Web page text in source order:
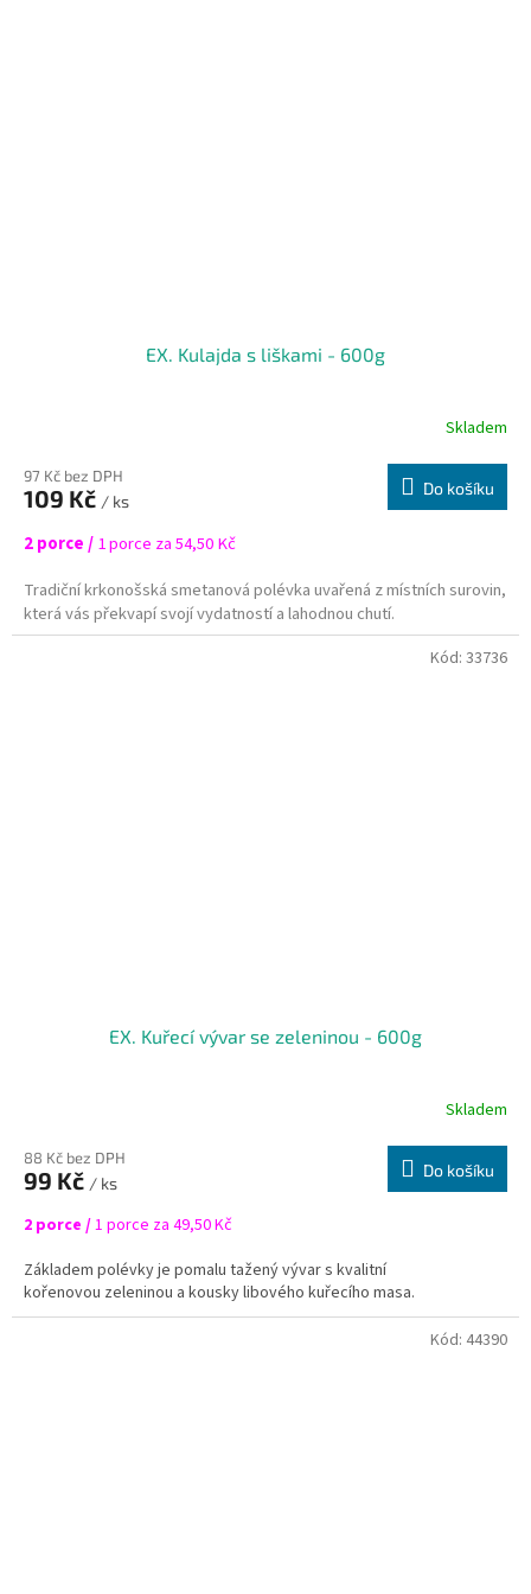
EX. Kulajda s liškami - 600g
Skladem
97 Kč bez DPH
109 Kč / ks
Do košíku
2 porce /1 porce za 54,50 Kč
Tradiční krkonošská smetanová polévka uvařená z místních surovin,
která vás překvapí svojí vydatností a lahodnou chutí.
EX. Kuřecí vývar se zeleninou - 600g
Skladem
88 Kč bez DPH
99 Kč / ks
Do košíku
2 porce /1 porce za 49,50 Kč
Základem polévky je pomalu tažený vývar s kvalitní
kořenovou zeleninou a kousky libového kuřecího masa.
NÁŠ TIP! Polévku můžete doplnit nudlemi, vašimi oblíbenými
Kód: 33736
Kód: 44390